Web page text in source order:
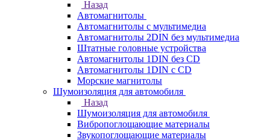
Назад
Автомагнитолы
Автомагнитолы с мультимедиа
Автомагнитолы 2DIN без мультимедиа
Штатные головные устройства
Автомагнитолы 1DIN без CD
Автомагнитолы 1DIN с CD
Морские магнитолы
Шумоизоляция для автомобиля
Назад
Шумоизоляция для автомобиля
Вибропоглощающие материалы
Звукопоглощающие материалы